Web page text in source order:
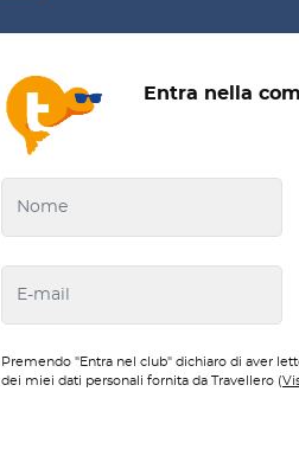
Entra nella
Premendo "Entra nel club" dichiaro di aver
dei miei dati personali fornita da Travellero (